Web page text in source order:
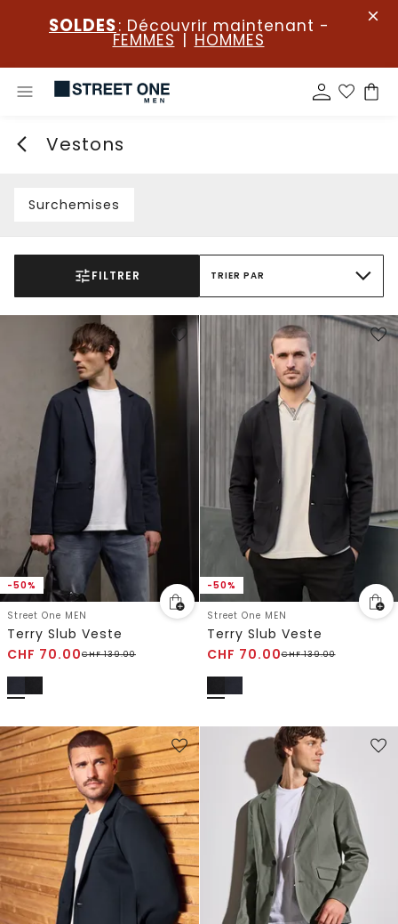
SOLDES: Découvrir maintenant -
FEMMES | HOMMES
Vestons
Surchemises
FILTRER TRIER PAR
-50%
Street One MEN
Terry Slub Veste
CHF 70.00CHF139.00
-50%
Street One MEN
Terry Slub Veste
CHF 70.00CHF139.00